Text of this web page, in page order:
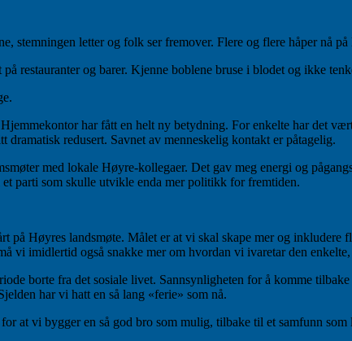
stemningen letter og folk ser fremover. Flere og flere håper nå
restauranter og barer. Kjenne boblene bruse i blodet og ikke
Hjemmekontor har fått en helt ny betydning. For enkelte har det
redusert. Savnet av menneskelig kontakt er påtagelig.
med lokale Høyre-kollegaer. Det gav meg energi og
parti som skulle utvikle enda mer politikk for fremtiden.
på Høyres landsmøte. Målet er at vi skal skape mer og
vi imidlertid også snakke mer om hvordan vi ivaretar den
borte fra det sosiale livet. Sannsynligheten for å komme
har vi hatt en så lang «ferie» som nå.
at vi bygger en så god bro som mulig, tilbake til et samfunn